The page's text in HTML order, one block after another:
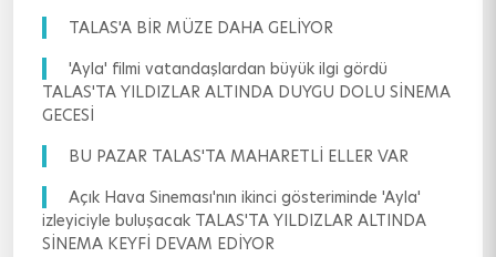
TALAS'A BİR MÜZE DAHA GELİYOR
'Ayla' filmi vatandaşlardan büyük ilgi gördü
TALAS'TA YILDIZLAR ALTINDA DUYGU DOLU SİNEMA
GECESİ
BU PAZAR TALAS'TA MAHARETLİ ELLER VAR
Açık Hava Sineması'nın ikinci gösteriminde 'Ayla'
izleyiciyle buluşacak TALAS'TA YILDIZLAR ALTINDA
SİNEMA KEYFİ DEVAM EDİYOR